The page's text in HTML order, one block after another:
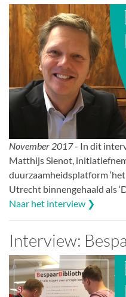
November 2017- In dit
Matthijs Sienot,
duurzaamheidsplatform
Utrecht binnengehaald als
Naar het interview ❯
Interview: